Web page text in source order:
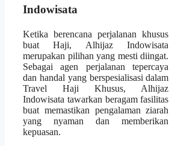
Indowisata
Ketika berencana perjalanan khusus
buat Haji, Alhijaz Indowisata
merupakan pilihan yang mesti diingat.
Sebagai agen perjalanan tepercaya
dan handal yang berspesialisasi dalam
Travel Haji Khusus, Alhijaz
Indowisata tawarkan beragam fasilitas
buat memastikan pengalaman ziarah
yang nyaman dan memberikan
kepuasan.